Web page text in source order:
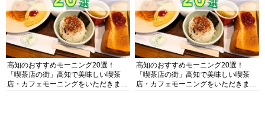
高知のおすすめモーニング20選！
「喫茶店の街」高知で美味しい喫茶
店・カフェモーニングをいただきま
高知のおすすめモーニング20選！
「喫茶店の街」高知で美味しい喫茶
店・カフェモーニングをいただきま